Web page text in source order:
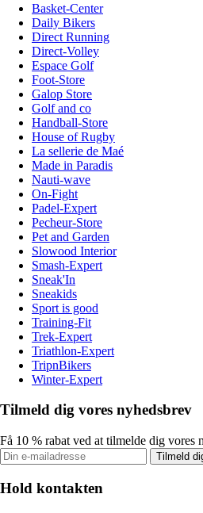
Basket-Center
Daily Bikers
Direct Running
Direct-Volley
Espace Golf
Foot-Store
Galop Store
Golf and co
Handball-Store
House of Rugby
La sellerie de Maé
Made in Paradis
Nauti-wave
On-Fight
Padel-Expert
Pecheur-Store
Pet and Garden
Slowood Interior
Smash-Expert
Sneak'In
Sneakids
Sport is good
Training-Fit
Trek-Expert
Triathlon-Expert
TripnBikers
Winter-Expert
Tilmeld dig vores nyhedsbrev
Få 10 % rabat ved at tilmelde dig vores
Tilmeld
Hold kontakten